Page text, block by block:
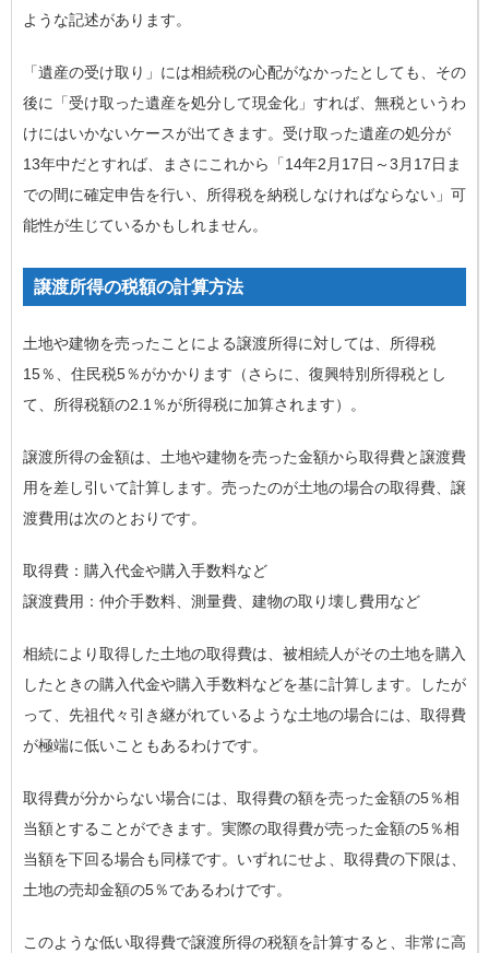
ような記述があります。
「遺産の受け取り」には相続税の心配がなかったとしても、その
後に「受け取った遺産を処分して現金化」すれば、無税というわ
けにはいかないケースが出てきます。受け取った遺産の処分が
13年中だとすれば、まさにこれから「14年2月17日～3月17日ま
での間に確定申告を行い、所得税を納税しなければならない」可
能性が生じているかもしれません。
譲渡所得の税額の計算方法
土地や建物を売ったことによる譲渡所得に対しては、所得税
15％、住民税5％がかかります（さらに、復興特別所得税とし
て、所得税額の2.1％が所得税に加算されます）。
譲渡所得の金額は、土地や建物を売った金額から取得費と譲渡費
用を差し引いて計算します。売ったのが土地の場合の取得費、譲
渡費用は次のとおりです。
取得費：購入代金や購入手数料など
譲渡費用：仲介手数料、測量費、建物の取り壊し費用など
相続により取得した土地の取得費は、被相続人がその土地を購入
したときの購入代金や購入手数料などを基に計算します。したが
って、先祖代々引き継がれているような土地の場合には、取得費
が極端に低いこともあるわけです。
取得費が分からない場合には、 取得費の額を売った金額の5％相
当額とすることができます。実際の取得費が売った金額の5％相
当額を下回る場合も同様です。いずれにせよ、取得費の下限は、
土地の売却金額の5％であるわけです。
このような低い取得費で譲渡所得の税額を計算すると、非常に高